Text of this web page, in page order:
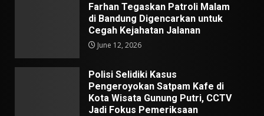
Farhan Tegaskan Patroli Malam
di Bandung Digencarkan untuk
Cegah Kejahatan Jalanan
June 12, 2026
Polisi Selidiki Kasus
Pengeroyokan Satpam Kafe di
Kota Wisata Gunung Putri, CCTV
Jadi Fokus Pemeriksaan